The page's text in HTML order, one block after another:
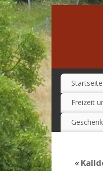
Startseite
Freizeit
«